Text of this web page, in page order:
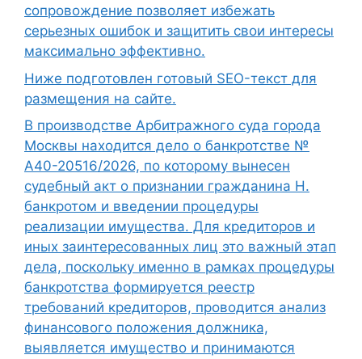
сопровождение позволяет избежать
серьезных ошибок и защитить свои интересы
максимально эффективно.
Ниже подготовлен готовый SEO-текст для
размещения на сайте.
В производстве Арбитражного суда города
Москвы находится дело о банкротстве №
А40-20516/2026, по которому вынесен
судебный акт о признании гражданина Н.
банкротом и введении процедуры
реализации имущества. Для кредиторов и
иных заинтересованных лиц это важный этап
дела, поскольку именно в рамках процедуры
банкротства формируется реестр
требований кредиторов, проводится анализ
финансового положения должника,
выявляется имущество и принимаются